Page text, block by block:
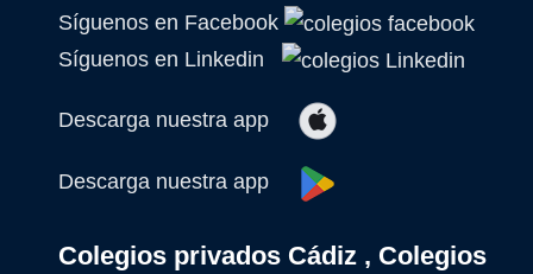
Síguenos en Facebook
Síguenos en Linkedin
Descarga nuestra app
Descarga nuestra app
Colegios privados Cádiz , Colegios